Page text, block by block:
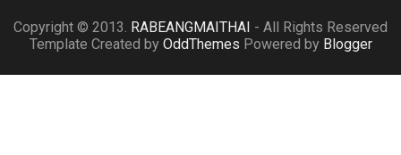
Copyright © 2013. RABEANGMAITHAI - All Rights Reserved
Template Created by OddThemes Powered by Blogger